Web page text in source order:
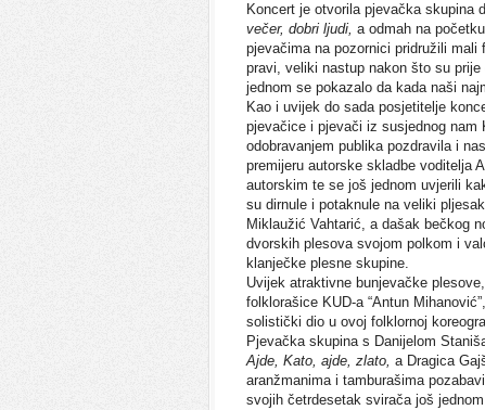
Koncert je otvorila pjevačka skupina
večer, dobri ljudi, a odmah na
pjevačima na pozornici pridružili
pravi, veliki nastup nakon što su
jednom se pokazalo da kada naši
Kao i uvijek do sada posjetitelje
pjevačice i pjevači iz susjednog
odobravanjem publika pozdravila i
premijeru autorske skladbe voditelja
autorskim te se još jednom uvjerili
su dirnule i potaknule na veliki
Miklaužić Vahtarić, a dašak bečkog
dvorskih plesova svojom polkom i
klanječke plesne skupine.
Uvijek atraktivne bunjevačke
folklorašice KUD-a “Antun
solistički dio u ovoj folklornoj
Pjevačka skupina s Danijelom
Ajde, Kato, ajde, zlato, a Dragica
aranžmanima i tamburašima
svojih četrdesetak svirača još